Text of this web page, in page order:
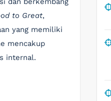
to Great,
yang memiliki
mencakup
internal.